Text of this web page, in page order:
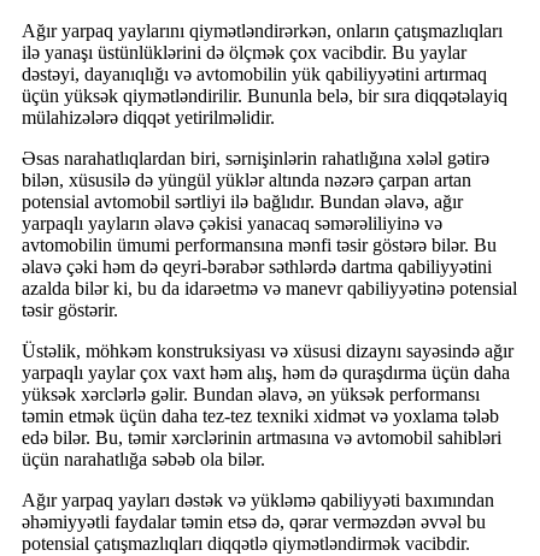
Ağır yarpaq yaylarını qiymətləndirərkən, onların çatışmazlıqları
ilə yanaşı üstünlüklərini də ölçmək çox vacibdir. Bu yaylar
dəstəyi, dayanıqlığı və avtomobilin yük qabiliyyətini artırmaq
üçün yüksək qiymətləndirilir. Bununla belə, bir sıra diqqətəlayiq
mülahizələrə diqqət yetirilməlidir.
Əsas narahatlıqlardan biri, sərnişinlərin rahatlığına xələl gətirə
bilən, xüsusilə də yüngül yüklər altında nəzərə çarpan artan
potensial avtomobil sərtliyi ilə bağlıdır. Bundan əlavə, ağır
yarpaqlı yayların əlavə çəkisi yanacaq səmərəliliyinə və
avtomobilin ümumi performansına mənfi təsir göstərə bilər. Bu
əlavə çəki həm də qeyri-bərabər səthlərdə dartma qabiliyyətini
azalda bilər ki, bu da idarəetmə və manevr qabiliyyətinə potensial
təsir göstərir.
Üstəlik, möhkəm konstruksiyası və xüsusi dizaynı sayəsində ağır
yarpaqlı yaylar çox vaxt həm alış, həm də quraşdırma üçün daha
yüksək xərclərlə gəlir. Bundan əlavə, ən yüksək performansı
təmin etmək üçün daha tez-tez texniki xidmət və yoxlama tələb
edə bilər. Bu, təmir xərclərinin artmasına və avtomobil sahibləri
üçün narahatlığa səbəb ola bilər.
Ağır yarpaq yayları dəstək və yükləmə qabiliyyəti baxımından
əhəmiyyətli faydalar təmin etsə də, qərar verməzdən əvvəl bu
potensial çatışmazlıqları diqqətlə qiymətləndirmək vacibdir.